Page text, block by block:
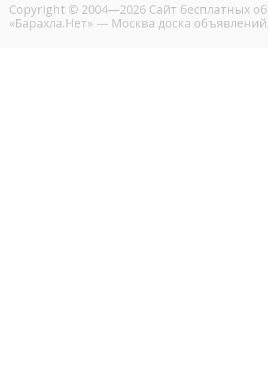
Copyright © 2004—2026 Сайт бесплатных
«Барахла.Нет» — Москва доска